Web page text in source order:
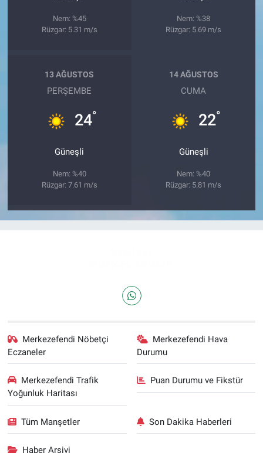
Nem: %45
Rüzgar: 5.31 m/s
Nem: %38
Rüzgar: 5.69 m/s
13 AĞUSTOS
PERŞEMBE
24°
Güneşli
Nem: %40
Rüzgar: 7.61 m/s
14 AĞUSTOS
CUMA
22°
Güneşli
Nem: %40
Rüzgar: 5.81 m/s
Merkezefendi Nöbetçi
Eczaneler
Merkezefendi Hava
Durumu
Merkezefendi Trafik
Yoğunluk Haritası
Puan Durumu ve Fikstür
Tüm Manşetler Son Dakika Haberleri
Haber Arşivi